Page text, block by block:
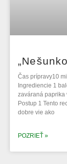
Čas prípravy10
Ingrediencie 1
zaváraná paprika
Postup 1 Tento
dobre vie ako
POZRIEŤ »